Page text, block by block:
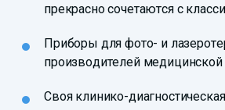
прекрасно сочетаются с
Приборы для фото- и
производителей медицинской
Своя клинико-